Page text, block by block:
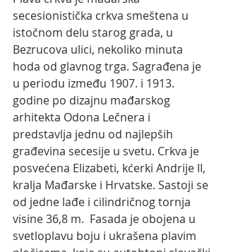
secesionistička crkva smeštena u
istočnom delu starog grada, u
Bezrucova ulici, nekoliko minuta
hoda od glavnog trga. Sagrađena je
u periodu između 1907. i 1913.
godine po dizajnu mađarskog
arhitekta Odona Lečnera i
predstavlja jednu od najlepših
građevina secesije u svetu. Crkva je
posvećena Elizabeti, kćerki Andrije II,
kralja Mađarske i Hrvatske. Sastoji se
od jedne lađe i cilindričnog tornja
visine 36,8 m.  Fasada je obojena u
svetloplavu boju i ukrašena plavim